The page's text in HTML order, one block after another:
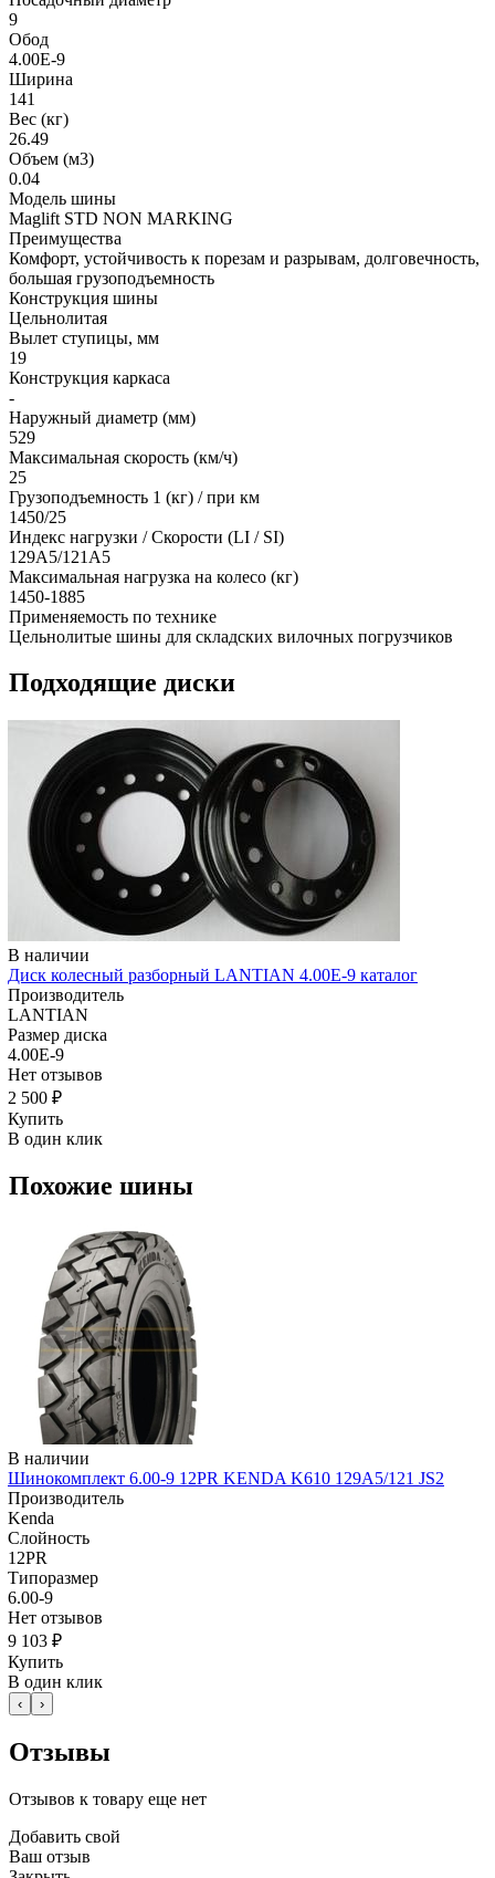
9
Обод
4.00E-9
Ширина
141
Вес (кг)
26.49
Объем (м3)
0.04
Модель шины
Maglift STD NON MARKING
Преимущества
Комфорт, устойчивость к порезам и разрывам, долговечность,
большая грузоподъемность
Конструкция шины
Цельнолитая
Вылет ступицы, мм
19
Конструкция каркаса
-
Наружный диаметр (мм)
529
Максимальная скорость (км/ч)
25
Грузоподъемность 1 (кг) / при км
1450/25
Индекс нагрузки / Скорости (LI / SI)
129A5/121A5
Максимальная нагрузка на колесо (кг)
1450-1885
Применяемость по технике
Цельнолитые шины для складских вилочных погрузчиков
Подходящие диски
В наличии
Диск колесный разборный LANTIAN 4.00E-9 каталог
Производитель
LANTIAN
Размер диска
4.00E-9
Нет отзывов
2 500 ₽
Купить
В один клик
Похожие шины
В наличии
Шинокомплект 6.00-9 12PR KENDA K610 129A5/121 JS2
Производитель
Kenda
Слойность
12PR
Типоразмер
6.00-9
Нет отзывов
9 103 ₽
Купить
В один клик
‹ ›
Отзывы
Отзывов к товару еще нет
Добавить свой
Ваш отзыв